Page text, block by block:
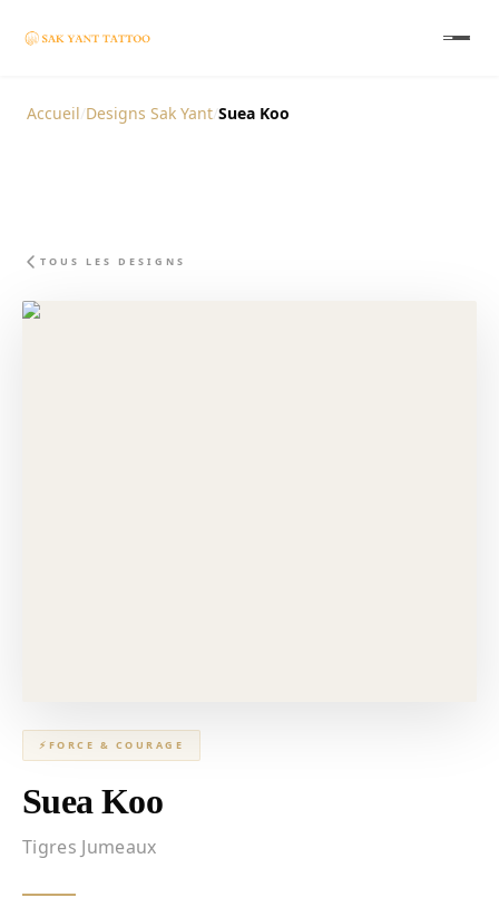
Accueil Designs Sak Yant Suea Koo
TOUS LES DESIGNS
⚡ FORCE & COURAGE
Suea Koo
Tigres Jumeaux